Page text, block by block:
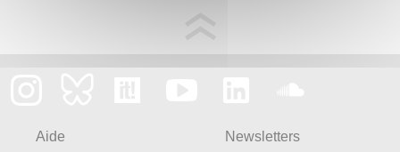
Aide Newsletters